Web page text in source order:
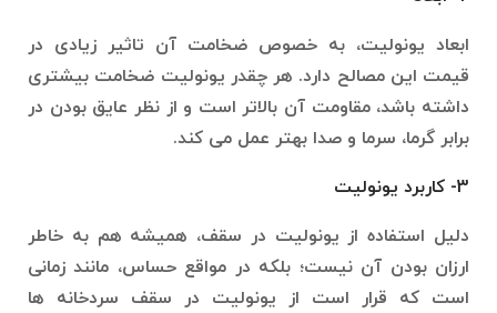
ابعاد یونولیت، به خصوص ضخامت آن تاثیر زیادی در
قیمت این مصالح دارد. هر چقدر یونولیت ضخامت بیشتری
داشته باشد، مقاومت آن بالاتر است و از نظر عایق بودن در
برابر گرما، سرما و صدا بهتر عمل می کند.
3- کاربرد یونولیت
دلیل استفاده از یونولیت در سقف، همیشه هم به خاطر
ارزان بودن آن‌ نیست؛ بلکه در مواقع حساس، مانند زمانی
است که قرار است از یونولیت در سقف سردخانه‌ ها